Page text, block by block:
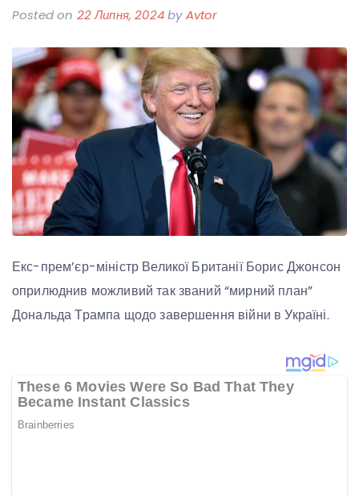
Posted on 22 Липня, 2024byAvtor
Екс-прем’єр-міністр Великої Британії Борис Джонсон
оприлюднив можливий так званий “мирний план”
Дональда Трампа щодо завершення війни в Україні.